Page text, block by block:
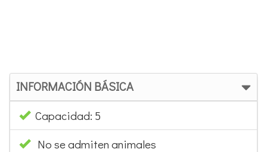
INFORMACIÓN BÁSICA
Capacidad: 5
No se admiten animales